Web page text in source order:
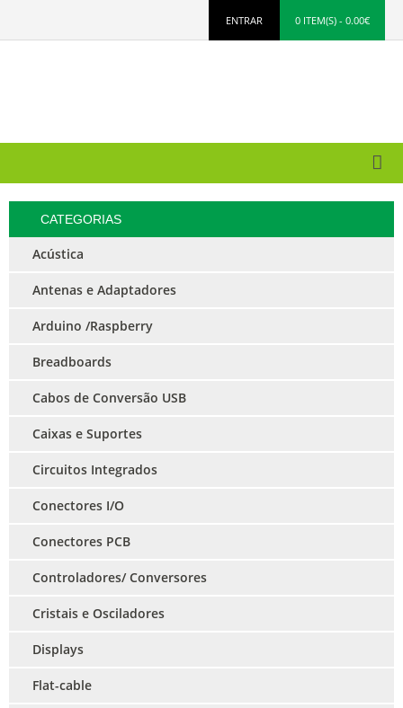
ENTRAR 0 ITEM(S) - 0.00€
CATEGORIAS
Acústica
Antenas e Adaptadores
Arduino /Raspberry
Breadboards
Cabos de Conversão USB
Caixas e Suportes
Circuitos Integrados
Conectores I/O
Conectores PCB
Controladores/ Conversores
Cristais e Osciladores
Displays
Flat-cable